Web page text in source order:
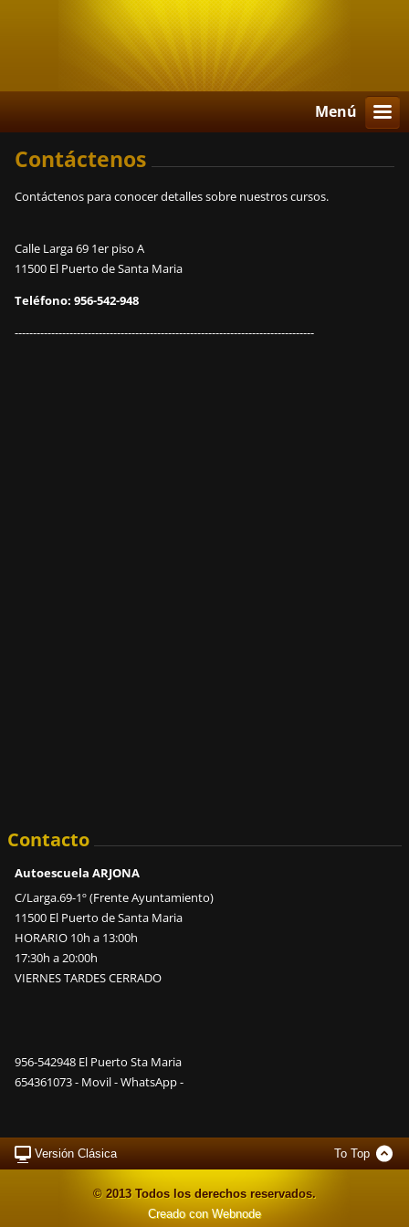
Menú
Contáctenos
Contáctenos para conocer detalles sobre nuestros cursos.
Calle Larga 69 1er piso A
11500 El Puerto de Santa Maria
Teléfono: 956-542-948
----------------------------------------------------------------------------------
Contacto
Autoescuela ARJONA
C/Larga.69-1º (Frente Ayuntamiento)
11500 El Puerto de Santa Maria
HORARIO 10h a 13:00h
17:30h a 20:00h
VIERNES TARDES CERRADO
956-542948 El Puerto Sta Maria
654361073 - Movil - WhatsApp -
Versión Clásica To Top
© 2013 Todos los derechos reservados.
Creado con Webnode